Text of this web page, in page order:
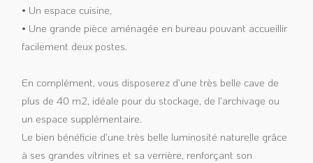
• Un espace cuisine,
• Une grande pièce aménagée en bureau pouvant accueillir
facilement deux postes.
En complément, vous disposerez d’une très belle cave de
plus de 40 m2, idéale pour du stockage, de l’archivage ou
un espace supplémentaire.
Le bien bénéficie d’une très belle luminosité naturelle grâce
à ses grandes vitrines et sa verrière, renforçant son